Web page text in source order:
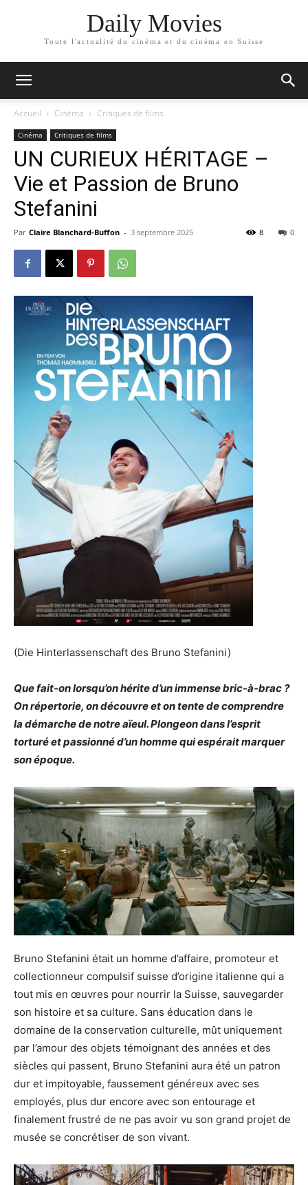
Daily Movies
Toute l'actualité du cinéma et du cinéma en Suisse
Accueil Cinéma Critiques de films
Cinéma Critiques de films
UN CURIEUX HÉRITAGE –
Vie et Passion de Bruno
Stefanini
Par Claire Blanchard-Buffon - 3 septembre 2025 0
8
(Die Hinterlassenschaft des Bruno Stefanini)
Que fait-on lorsqu’on hérite d’un immense bric-à-brac ?
On répertorie, on découvre et on tente de comprendre
la démarche de notre aïeul. Plongeon dans l’esprit
torturé et passionné d’un homme qui espérait marquer
son époque.
Bruno Stefanini était un homme d’affaire, promoteur et
collectionneur compulsif suisse d’origine italienne qui a
tout mis en œuvres pour nourrir la Suisse, sauvegarder
son histoire et sa culture. Sans éducation dans le
domaine de la conservation culturelle, mût uniquement
par l’amour des objets témoignant des années et des
siècles qui passent, Bruno Stefanini aura été un patron
dur et impitoyable, faussement généreux avec ses
employés, plus dur encore avec son entourage et
finalement frustré de ne pas avoir vu son grand projet de
musée se concrétiser de son vivant.